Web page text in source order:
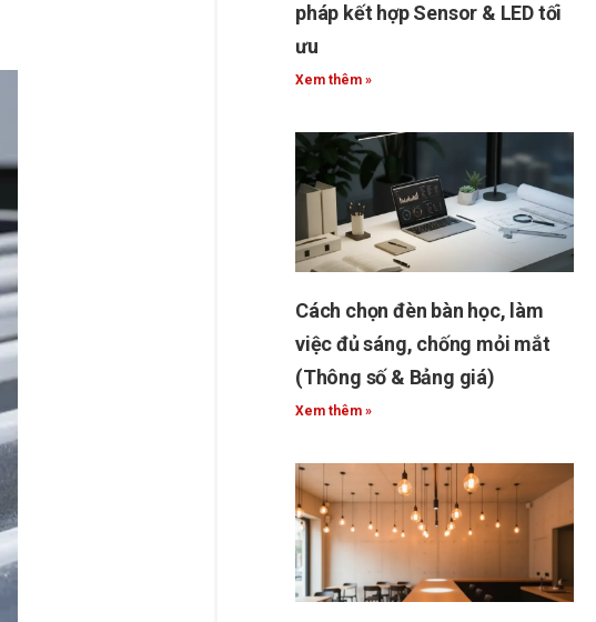
pháp kết hợp Sensor & LED tối
ưu
Xem thêm »
Cách chọn đèn bàn học, làm
việc đủ sáng, chống mỏi mắt
(Thông số & Bảng giá)
Xem thêm »